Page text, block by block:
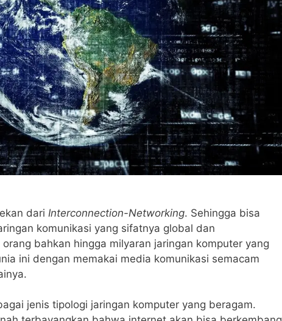
dari Interconnection-Networking. Sehingga bisa
komunikasi yang sifatnya global dan
bahkan hingga milyaran jaringan komputer yang
ini dengan memakai media komunikasi semacam
jenis tipologi jaringan komputer yang beragam.